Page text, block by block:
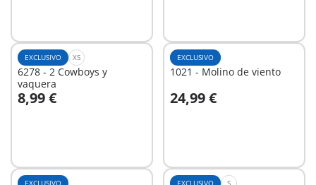
EXCLUSIVO XS
6278 - 2 Cowboys y
vaquera
8,99 €
A la cesta
EXCLUSIVO
1021 - Molino de viento
24,99 €
A la cesta
EXCLUSIVO EXCLUSIVO S